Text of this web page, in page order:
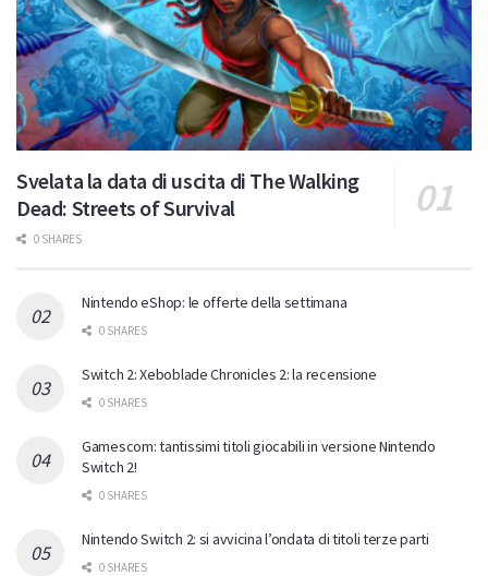
Svelata la data di uscita di The Walking
Dead: Streets of Survival
0 SHARES
Nintendo eShop: le offerte della settimana
0 SHARES
Switch 2: Xeboblade Chronicles 2: la recensione
0 SHARES
Gamescom: tantissimi titoli giocabili in versione Nintendo
Switch 2!
0 SHARES
Nintendo Switch 2: si avvicina l’ondata di titoli terze parti
0 SHARES